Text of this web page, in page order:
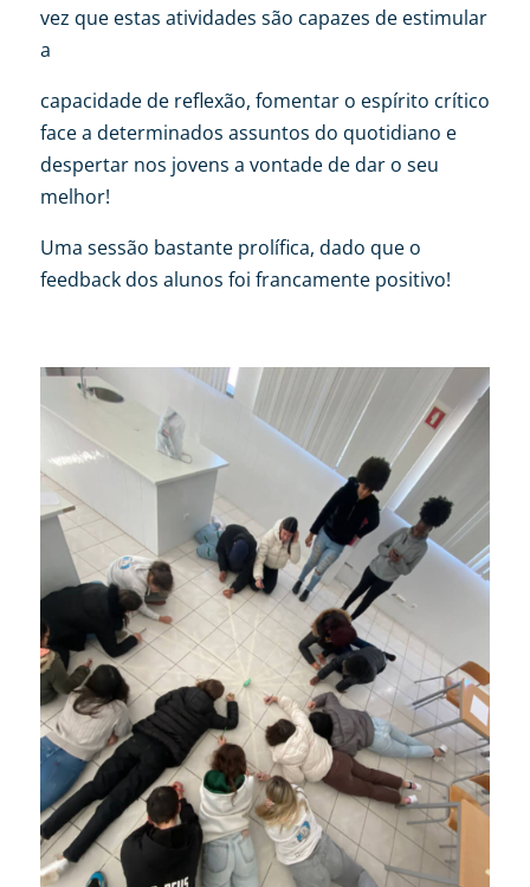
vez que estas atividades são capazes de estimular
a
capacidade de reflexão, fomentar o espírito crítico
face a determinados assuntos do quotidiano e
despertar nos jovens a vontade de dar o seu
melhor!
Uma sessão bastante prolífica, dado que o
feedback dos alunos foi francamente positivo!